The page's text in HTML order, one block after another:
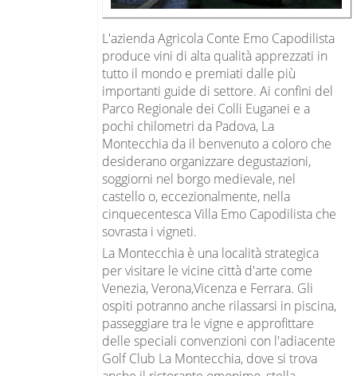
L'azienda Agricola Conte Emo Capodilista
produce vini di alta qualità apprezzati in
tutto il mondo e premiati dalle più
importanti guide di settore. Ai confini del
Parco Regionale dei Colli Euganei e a
pochi chilometri da Padova, La
Montecchia da il benvenuto a coloro che
desiderano organizzare degustazioni,
soggiorni nel borgo medievale, nel
castello o, eccezionalmente, nella
cinquecentesca Villa Emo Capodilista che
sovrasta i vigneti.
La Montecchia è una località strategica
per visitare le vicine città d'arte come
Venezia, Verona,Vicenza e Ferrara. Gli
ospiti potranno anche rilassarsi in piscina,
passeggiare tra le vigne e approfittare
delle speciali convenzioni con l'adiacente
Golf Club La Montecchia, dove si trova